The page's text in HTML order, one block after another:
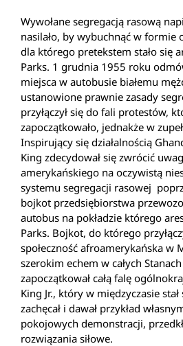
Wywołane segregacją rasową
nasilało, by wybuchnąć w formie
dla którego pretekstem stało się
Parks. 1 grudnia 1955 roku
miejsca w autobusie białemu
ustanowione prawnie zasady
przyłączył się do fali protestów,
zapoczątkowało, jednakże w
Inspirujący się działalnością
King zdecydował się zwrócić
amerykańskiego na oczywistą
systemu segregacji rasowej
bojkot przedsiębiorstwa
autobus na pokładzie którego
Parks. Bojkot, do którego
społeczność afroamerykańska w
szerokim echem w całych
zapoczątkował całą falę
King Jr., który w międzyczasie
zachęcał i dawał przykład
pokojowych demonstracji,
rozwiązania siłowe.